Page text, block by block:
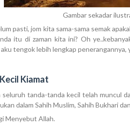
Gambar sekadar
pasti, jom kita sama-sama semak
itu di zaman kita ini? Oh
tengok lebih lengkap
Kiamat
seluruh tanda-tanda kecil telah muncul
dalam Sahih Muslim, Sahih Bukharidan
Menyebut Allah.